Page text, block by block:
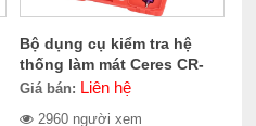
Bộ dụng cụ kiểm tra hệ
thống làm mát Ceres CR-
URP3720
Giá bán: Liên hệ
2960 người xem